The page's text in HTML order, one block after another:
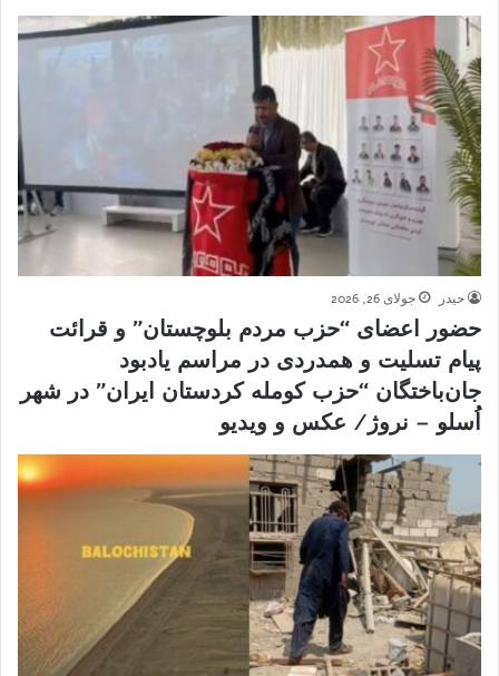
حیدر جولای 26, 2026
حضور اعضای “حزب مردم بلوچستان” و قرائت
پیام تسلیت و همدردی در مراسم یادبود
جان‌باختگان “حزب کومله کردستان ایران” در شهر
اُسلو – نروژ/ عکس و ویدیو